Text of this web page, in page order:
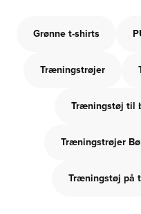
Grønne t-shirts
Træningstrøjer
Træningstøj til
Træningstrøjer
Træningstøj på